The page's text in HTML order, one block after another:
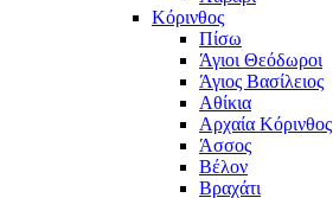
Κόρινθος
Πίσω
Άγιοι Θεόδωροι
Άγιος Βασίλειος
Αθίκια
Αρχαία Κόρινθος
Άσσος
Βέλον
Βραχάτι